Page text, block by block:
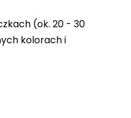
(ok. 20 - 30
kolorach i